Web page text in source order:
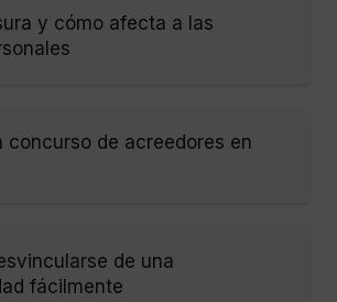
y cómo afecta a las
concurso de acreedores en
de una
fácilmente